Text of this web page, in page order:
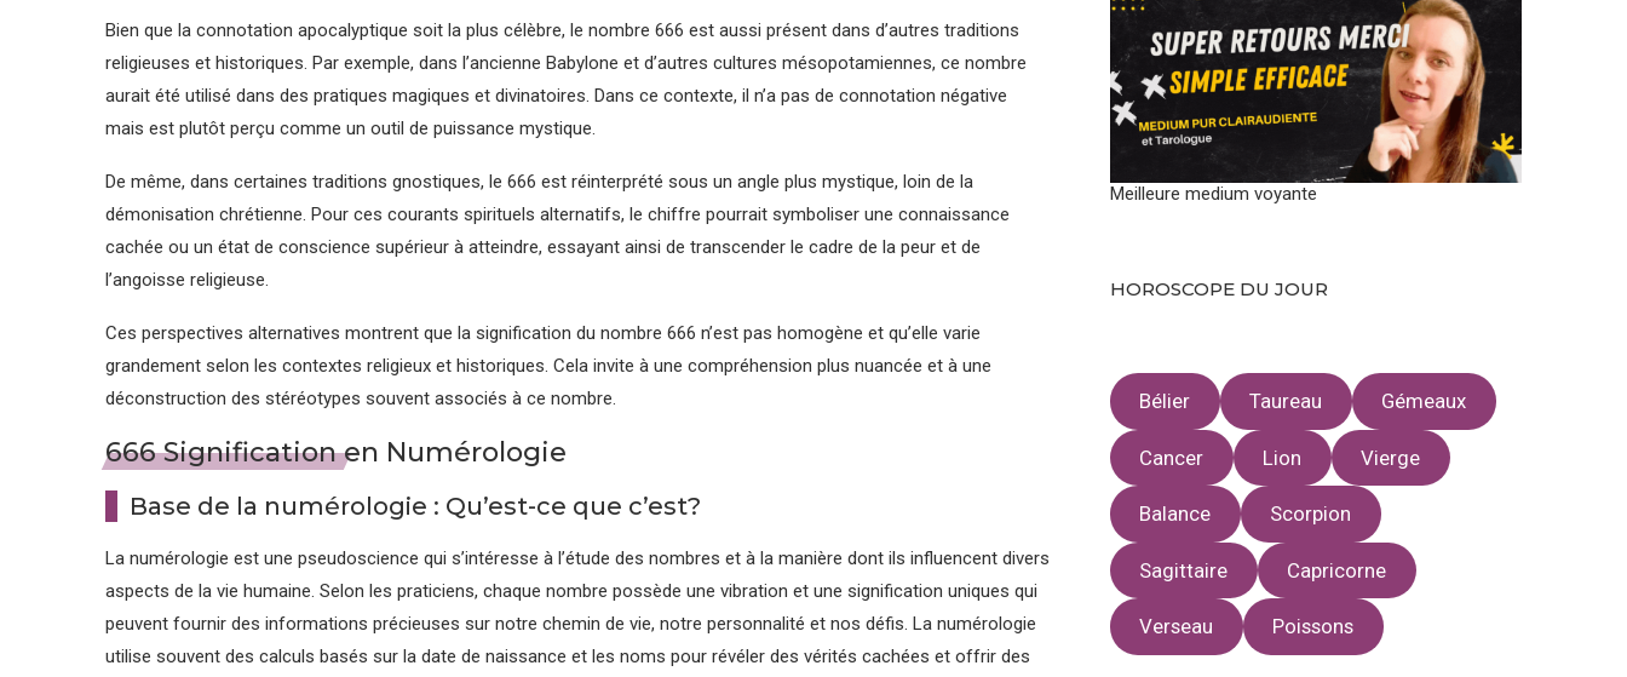
Bien que la connotation apocalyptique soit la plus célèbre, le nombre 666 est aussi présent dans d’autres traditions
religieuses et historiques. Par exemple, dans l’ancienne Babylone et d’autres cultures mésopotamiennes, ce nombre
aurait été utilisé dans des pratiques magiques et divinatoires. Dans ce contexte, il n’a pas de connotation négative
mais est plutôt perçu comme un outil de puissance mystique.
De même, dans certaines traditions gnostiques, le 666 est réinterprété sous un angle plus mystique, loin de la
démonisation chrétienne. Pour ces courants spirituels alternatifs, le chiffre pourrait symboliser une connaissance
cachée ou un état de conscience supérieur à atteindre, essayant ainsi de transcender le cadre de la peur et de
l’angoisse religieuse.
Ces perspectives alternatives montrent que la signification du nombre 666 n’est pas homogène et qu’elle varie
grandement selon les contextes religieux et historiques. Cela invite à une compréhension plus nuancée et à une
déconstruction des stéréotypes souvent associés à ce nombre.
666 Signification en Numérologie
Base de la numérologie : Qu’est-ce que c’est?
La numérologie est une pseudoscience qui s’intéresse à l’étude des nombres et à la manière dont ils influencent divers
aspects de la vie humaine. Selon les praticiens, chaque nombre possède une vibration et une signification uniques qui
peuvent fournir des informations précieuses sur notre chemin de vie, notre personnalité et nos défis. La numérologie
utilise souvent des calculs basés sur la date de naissance et les noms pour révéler des vérités cachées et offrir des
Meilleure medium voyante
HOROSCOPE DU JOUR
Bélier Taureau Gémeaux
Cancer Lion Vierge
Balance Scorpion
Sagittaire Capricorne
Verseau Poissons